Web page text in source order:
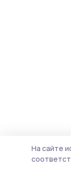
На сайте